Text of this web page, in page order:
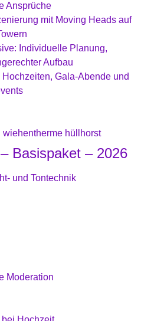
Ansprüche
mit Moving Heads auf
Individuelle Planung,
Aufbau
Hochzeiten, Gala-Abende und
Basispaket – 2026
und Tontechnik
Moderation